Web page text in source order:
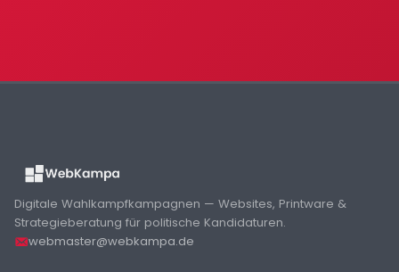
Digitale Wahlkampfkampagnen — Websites, Printware &
Strategieberatung für politische Kandidaturen.
webmaster@webkampa.de